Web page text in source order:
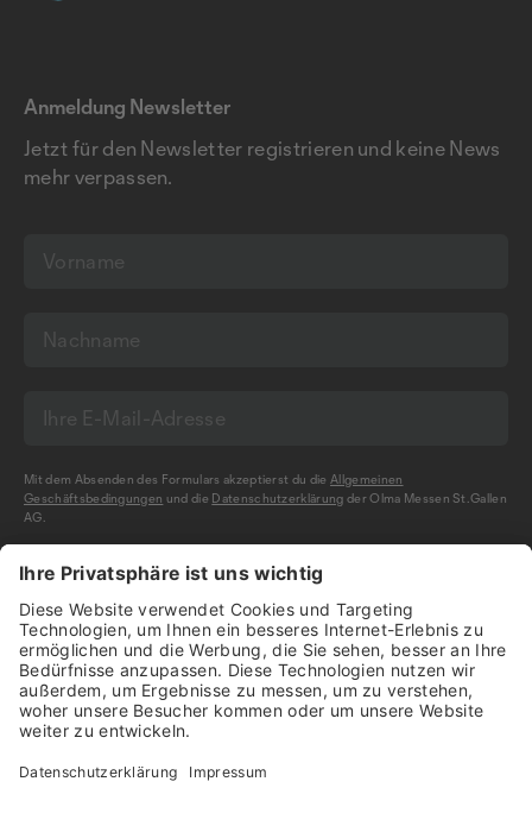
Anmeldung Newsletter
Jetzt für den Newsletter registrieren und keine News
mehr verpassen.
Mit dem Absenden des Formulars akzeptierst du dieAllgemeinen
Geschäftsbedingungen und die Datenschutzerklärung der Olma Messen St.Gallen
AG.
NEWSLETTER BESTELLEN